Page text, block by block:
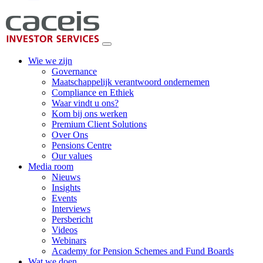
Wie we zijn
Governance
Maatschappelijk verantwoord ondernemen
Compliance en Ethiek
Waar vindt u ons?
Kom bij ons werken
Premium Client Solutions
Over Ons
Pensions Centre
Our values
Media room
Nieuws
Insights
Events
Interviews
Persbericht
Videos
Webinars
Academy for Pension Schemes and Fund Boards